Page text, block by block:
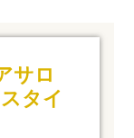
サロ
タイ